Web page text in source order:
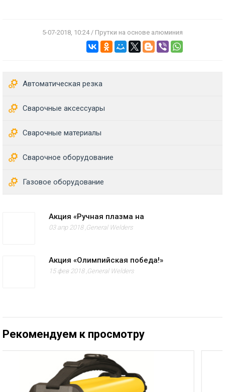
5-07-2018, 10:24 / Прутки на основе алюминия
Автоматическая резка
Сварочные аксессуары
Сварочные материалы
Сварочное оборудование
Газовое оборудование
Акция «Ручная плазма на
03 апр 2018 , General Welders
Акция «Олимпийская победа!»
15 фев 2018 , General Welders
Рекомендуем к просмотру